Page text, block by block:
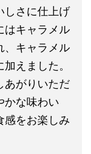
しさに仕上げ
はキャラメル
、キャラメル
えました。
あがりいただ
かな味わい
感をお楽しみ